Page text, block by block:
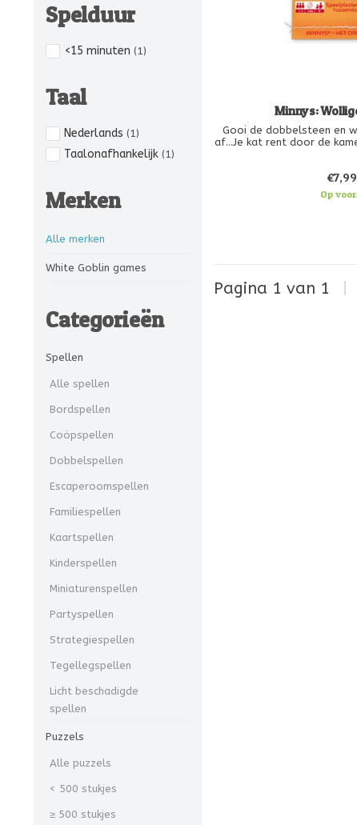
Spelduur
<15 minuten (1)
Taal
Nederlands (1)
Taalonafhankelijk (1)
Merken
Alle merken
White Goblin games
Categorieën
Spellen
Alle spellen
Bordspellen
Coöpspellen
Dobbelspellen
Escaperoomspellen
Familiespellen
Kaartspellen
Kinderspellen
Miniaturenspellen
Partyspellen
Strategiespellen
Tegellegspellen
Licht beschadigde
spellen
Puzzels
Alle puzzels
< 500 stukjes
≥ 500 stukjes
Minnys:
Gooi de dobbelsteen en
af…Je kat rent door de
favoriete speeltjes
Het is belangrijk
€7,99
Op
Pagina 1 van 1